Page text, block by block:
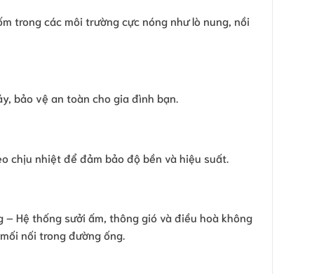
trong các môi trường cực nóng như lò nung, nồi
bảo vệ an toàn cho gia đình bạn.
chịu nhiệt để đảm bảo độ bền và hiệu suất.
Hệ thống sưởi ấm, thông gió và điều hoà không
nối trong đường ống.